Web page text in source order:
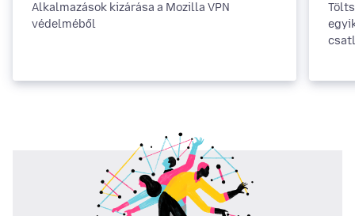
Alkalmazások kizárása a Mozilla VPN
védelméből